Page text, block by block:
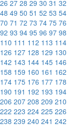
26 27 28 29 30 31 32
48 49 50 51 52 53 54
70 71 72 73 74 75 76
92 93 94 95 96 97 98
110 111 112 113 114
126 127 128 129 130
142 143 144 145 146
158 159 160 161 162
174 175 176 177 178
190 191 192 193 194
206 207 208 209 210
222 223 224 225 226
238 239 240 241 242